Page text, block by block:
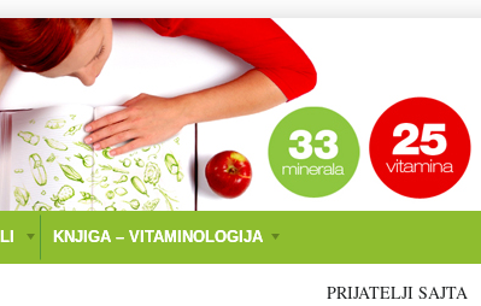
KNJIGA – VITAMINOLOGIJA
PRIJATELJI SAJTA